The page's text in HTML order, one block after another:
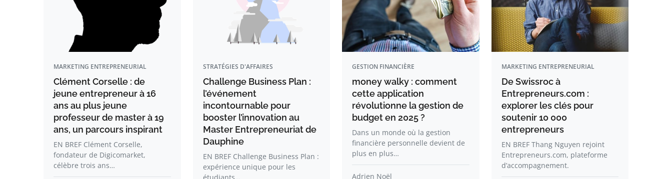
MARKETING ENTREPRENEURIAL
Clément Corselle : de
jeune entrepreneur à 16
ans au plus jeune
professeur de master à 19
ans, un parcours inspirant
EN BREF Clément Corselle,
fondateur de Digicomarket,
célèbre trois ans…
STRATÉGIES D'AFFAIRES
Challenge Business Plan :
l’événement
incontournable pour
booster l’innovation au
Master Entrepreneuriat de
Dauphine
EN BREF Challenge Business Plan :
expérience unique pour les
GESTION FINANCIÈRE
money walky : comment
cette application
révolutionne la gestion de
budget en 2025 ?
Dans un monde où la gestion
financière personnelle devient de
plus en plus…
Adrien Noël
MARKETING ENTREPRENEURIAL
De Swissroc à
Entrepreneurs.com :
explorer les clés pour
soutenir 10 000
entrepreneurs
EN BREF Thang Nguyen rejoint
Entrepreneurs.com, plateforme
d’accompagnement.